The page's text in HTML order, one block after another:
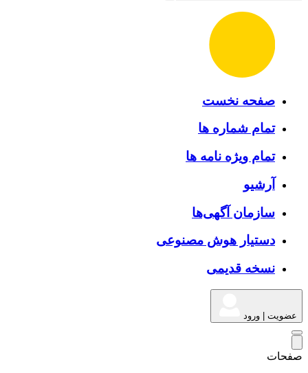
صفحه نخست
تمام شماره ها
تمام ویژه نامه ها
آرشیو
سازمان آگهی‌ها
دستیار هوش مصنوعی
نسخه قدیمی
عضویت | ورود
صفحات